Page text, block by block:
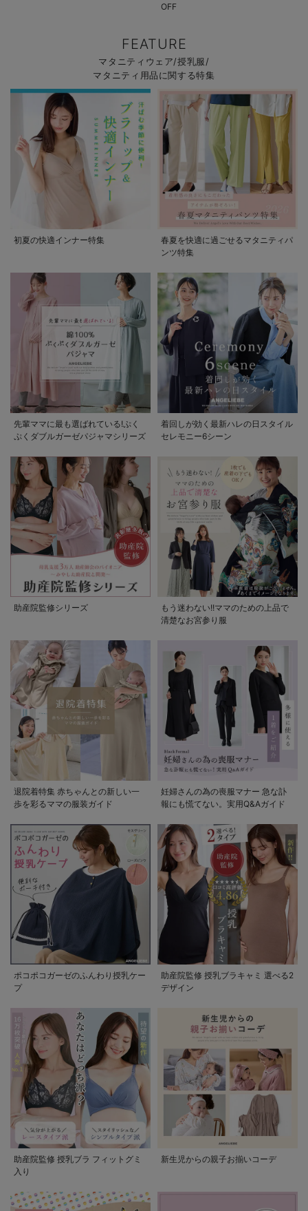
OFF
FEATURE
マタニティウェア/授乳服/
マタニティ用品に関する特集
初夏の快適インナー特集
春夏を快適に過ごせるマタニティパ
ンツ特集
先輩ママに最も選ばれている!ぷく
ぷくダブルガーゼパジャマシリーズ
着回しが効く最新ハレの日スタイル
セレモニー6シーン
助産院監修シリーズ
もう迷わない!!ママのための上品で
清楚なお宮参り服
退院着特集 赤ちゃんとの新しい一
歩を彩るママの服装ガイド
妊婦さんの為の喪服マナー 急な訃
報にも慌てない。実用Q&Aガイド
ポコポコガーゼのふんわり授乳ケー
プ
助産院監修 授乳ブラキャミ 選べる2
デザイン
助産院監修 授乳ブラ フィットグミ
入り
新生児からの親子お揃いコーデ